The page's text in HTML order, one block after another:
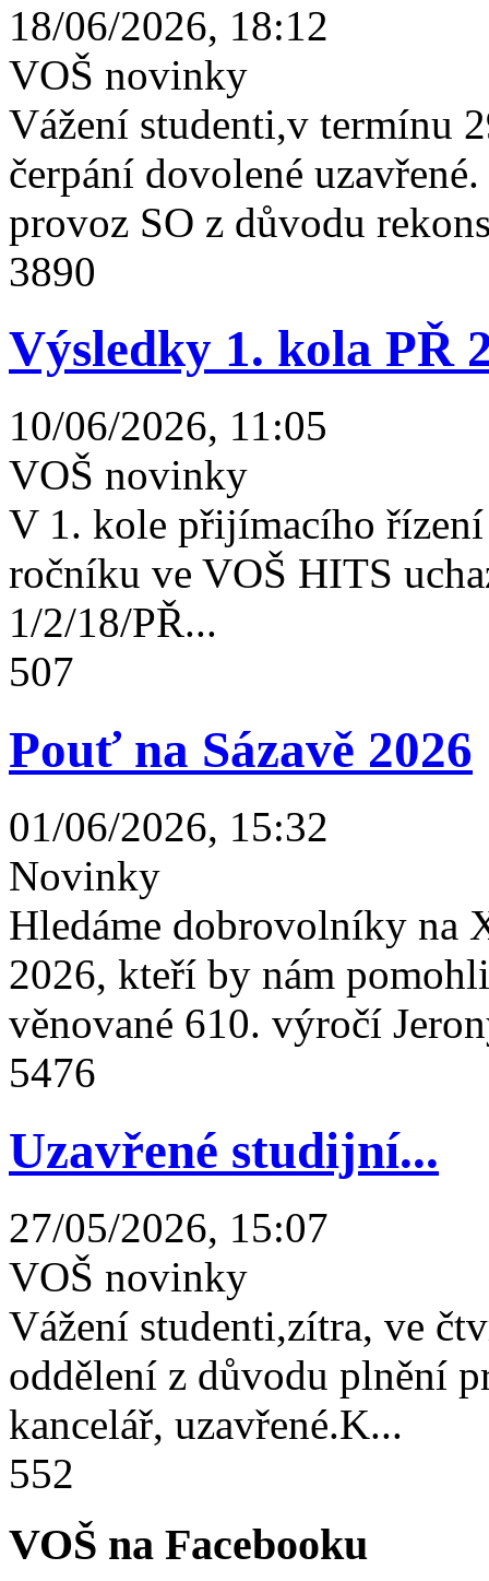
18/06/2026, 18:12
VOŠ novinky
Vážení studenti,v termínu
čerpání dovolené
provoz SO z důvodu
3890
Výsledky 1. kola PŘ
10/06/2026, 11:05
VOŠ novinky
V 1. kole přijímacího
ročníku ve VOŠ HITS
1/2/18/PŘ...
507
Pouť na Sázavě 2026
01/06/2026, 15:32
Novinky
Hledáme dobrovolníky na
2026, kteří by nám
věnované 610. výročí
5476
Uzavřené studijní...
27/05/2026, 15:07
VOŠ novinky
Vážení studenti,zítra, ve
oddělení z důvodu plnění
kancelář, uzavřené.K...
552
VOŠ na Facebooku